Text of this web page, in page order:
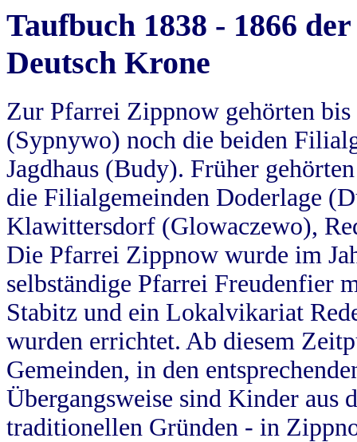
Taufbuch 1838 - 1866
Deutsch Krone
Zur Pfarrei Zippnow gehörten
(Sypnywo) noch die beiden
Jagdhaus (Budy). Früher
die Filialgemeinden Doderlage
Klawittersdorf (Glowaczewo),
Die Pfarrei Zippnow wurde im
selbständige Pfarrei Freudenfier
Stabitz und ein Lokalvikariat
wurden errichtet. Ab diesem
Gemeinden, in den
Übergangsweise sind Kinder aus
traditionellen Gründen - in